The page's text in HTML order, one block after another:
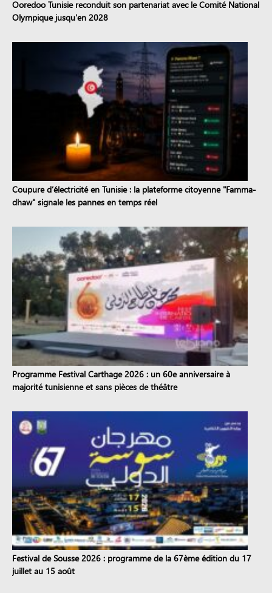
Ooredoo Tunisie reconduit son partenariat avec le Comité National
Olympique jusqu'en 2028
Coupure d’électricité en Tunisie : la plateforme citoyenne "Famma-
dhaw" signale les pannes en temps réel
Programme Festival Carthage 2026 : un 60e anniversaire à
majorité tunisienne et sans pièces de théâtre
Festival de Sousse 2026 : programme de la 67ème édition du 17
juillet au 15 août